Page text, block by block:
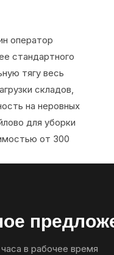
оператор
стандартного
тягу весь
складов,
на неровных
для уборки
от 300
в рабочее время